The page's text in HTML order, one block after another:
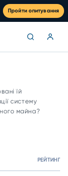
Пройти опитування
їй
систему
майна?
РЕЙТИНГ